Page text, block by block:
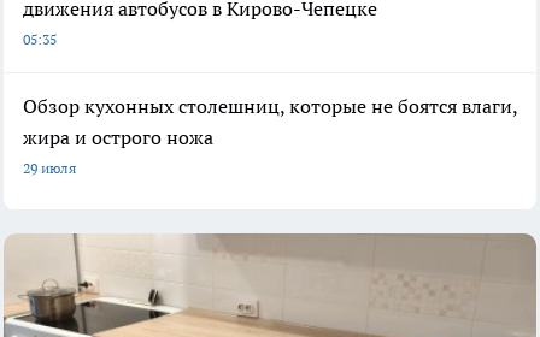
движения автобусов в Кирово-Чепецке
05:35
Обзор кухонных столешниц, которые не боятся влаги,
жира и острого ножа
29 июля